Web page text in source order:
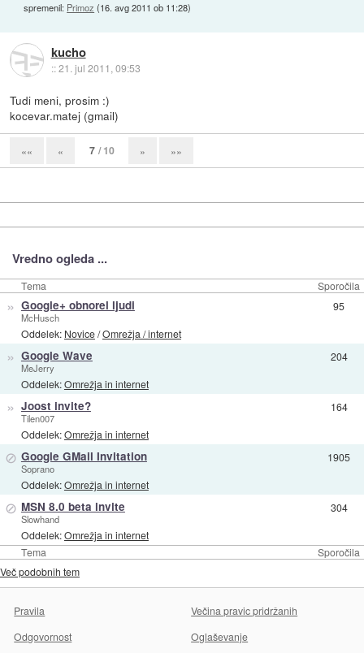
spremenil: Primoz (16. avg 2011 ob 11:28)
kucho
::21. jul 2011, 09:53
Tudi meni, prosim :)
kocevar.matej (gmail)
«« « 7 / 10 » »»
Vredno ogleda ...
Tema Sporočila
Tema Sporočila
» Google+ obnorel ljudi
McHusch
Oddelek: Novice/Omrežja / internet
95
» Google Wave
MeJerry
Oddelek:Omrežja in internet
204
» Joost invite?
Tilen007
Oddelek:Omrežja in internet
164
⊘ Google GMail Invitation
Soprano
Oddelek:Omrežja in internet
1905
⊘ MSN 8.0 beta invite
Slowhand
Oddelek:Omrežja in internet
304
Več podobnih tem
Pravila
Večina pravic pridržanih
Odgovornost
Oglaševanje